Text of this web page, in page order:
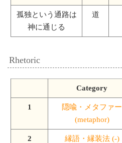
孤独という通路は
神に通じる
道
Rhetoric
Category
1
隠喩・メタファー
(metaphor)
2 縁語・縁装法 (-)